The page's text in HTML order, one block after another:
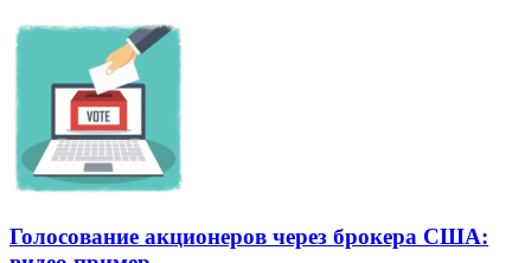
Голосование акционеров через брокера США: